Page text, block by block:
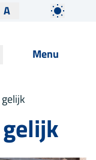
A
Menu